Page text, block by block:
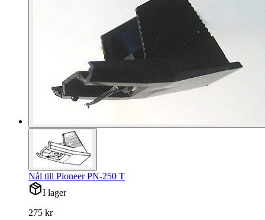
Nål till Pioneer PN-250 T
I lager
275 kr